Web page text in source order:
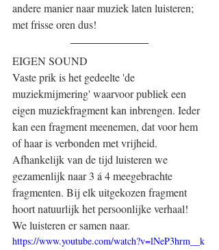
andere manier naar muziek laten luisteren;
met frisse oren dus!
EIGEN SOUND
Vaste prik is het gedeelte 'de
muziekmijmering' waarvoor publiek een
eigen muziekfragment kan inbrengen. Ieder
kan een fragment meenemen, dat voor hem
of haar is verbonden met vrijheid.
Afhankelijk van de tijd luisteren we
gezamenlijk naar 3 á 4 meegebrachte
fragmenten. Bij elk uitgekozen fragment
hoort natuurlijk het persoonlijke verhaal!
We luisteren er samen naar.
https://www.youtube.com/watch?v=lNeP3hrm__k